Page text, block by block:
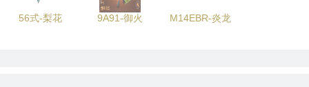
56式-梨花 9A91-御火 M14EBR-炎龙